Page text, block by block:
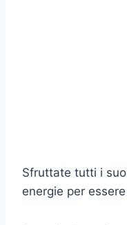
Sfruttate tutti i
energie per